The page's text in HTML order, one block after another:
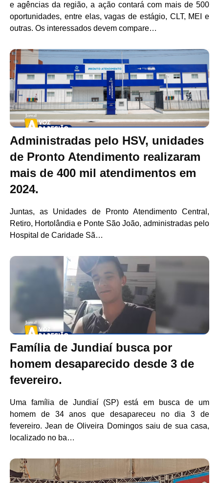
e agências da região, a ação contará com mais de 500
oportunidades, entre elas, vagas de estágio, CLT, MEI e
outras. Os interessados devem compare…
Administradas pelo HSV, unidades
de Pronto Atendimento realizaram
mais de 400 mil atendimentos em
2024.
Juntas, as Unidades de Pronto Atendimento Central,
Retiro, Hortolândia e Ponte São João, administradas pelo
Hospital de Caridade Sã…
Família de Jundiaí busca por
homem desaparecido desde 3 de
fevereiro.
Uma família de Jundiaí (SP) está em busca de um
homem de 34 anos que desapareceu no dia 3 de
fevereiro. Jean de Oliveira Domingos saiu de sua casa,
localizado no ba…